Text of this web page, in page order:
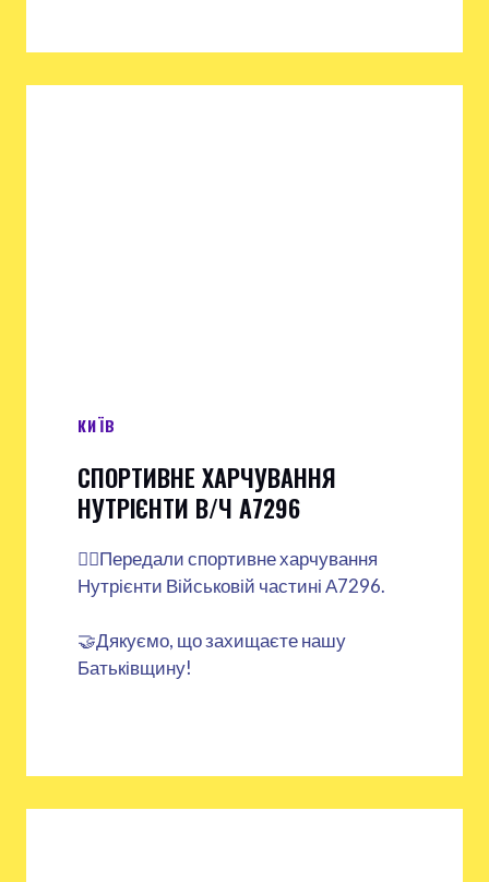
КИЇВ
СПОРТИВНЕ ХАРЧУВАННЯ
НУТРІЄНТИ В/Ч А7296
👉🏻Передали спортивне харчування
Нутрієнти Військовій частині А7296.
🤝Дякуємо, що захищаєте нашу
Батьківщину!